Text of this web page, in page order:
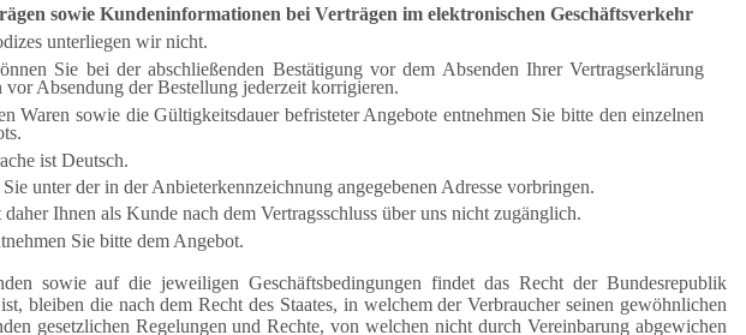
sowie Kundeninformationen bei Verträgen im elektronischen Geschäftsverkehr
unterliegen wir nicht.
Sie bei der abschließenden Bestätigung vor dem Absenden Ihrer Vertragserklärung
Absendung der Bestellung jederzeit korrigieren.
Waren sowie die Gültigkeitsdauer befristeter Angebote entnehmen Sie bitte den einzelnen
ist Deutsch.
unter der in der Anbieterkennzeichnung angegebenen Adresse vorbringen.
Ihnen als Kunde nach dem Vertragsschluss über uns nicht zugänglich.
Sie bitte dem Angebot.
sowie auf die jeweiligen Geschäftsbedingungen findet das Recht der Bundesrepublik
bleiben die nach dem Recht des Staates, in welchem der Verbraucher seinen gewöhnlichen
gesetzlichen Regelungen und Rechte, von welchen nicht durch Vereinbarung abgewichen